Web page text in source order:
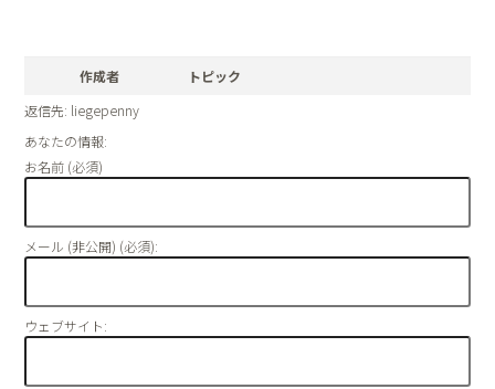
作成者
トピック
返信先: liegepenny
あなたの情報:
お名前 (必須)
メール (非公開) (必須):
ウェブサイト: